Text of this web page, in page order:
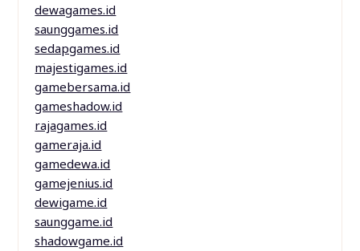
dewagames.id
saunggames.id
sedapgames.id
majestigames.id
gamebersama.id
gameshadow.id
rajagames.id
gameraja.id
gamedewa.id
gamejenius.id
dewigame.id
saunggame.id
shadowgame.id